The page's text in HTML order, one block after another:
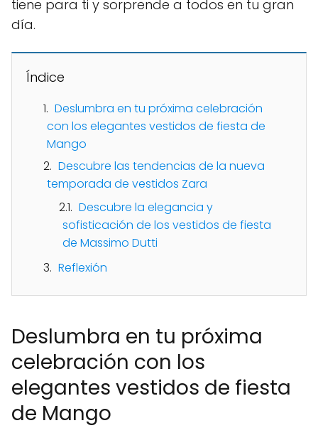
tiene para ti y sorprende a todos en tu gran
día.
Índice
Deslumbra en tu próxima celebración
con los elegantes vestidos de fiesta de
Mango
Descubre las tendencias de la nueva
temporada de vestidos Zara
Descubre la elegancia y
sofisticación de los vestidos de fiesta
de Massimo Dutti
Reflexión
Deslumbra en tu próxima
celebración con los
elegantes vestidos de fiesta
de Mango